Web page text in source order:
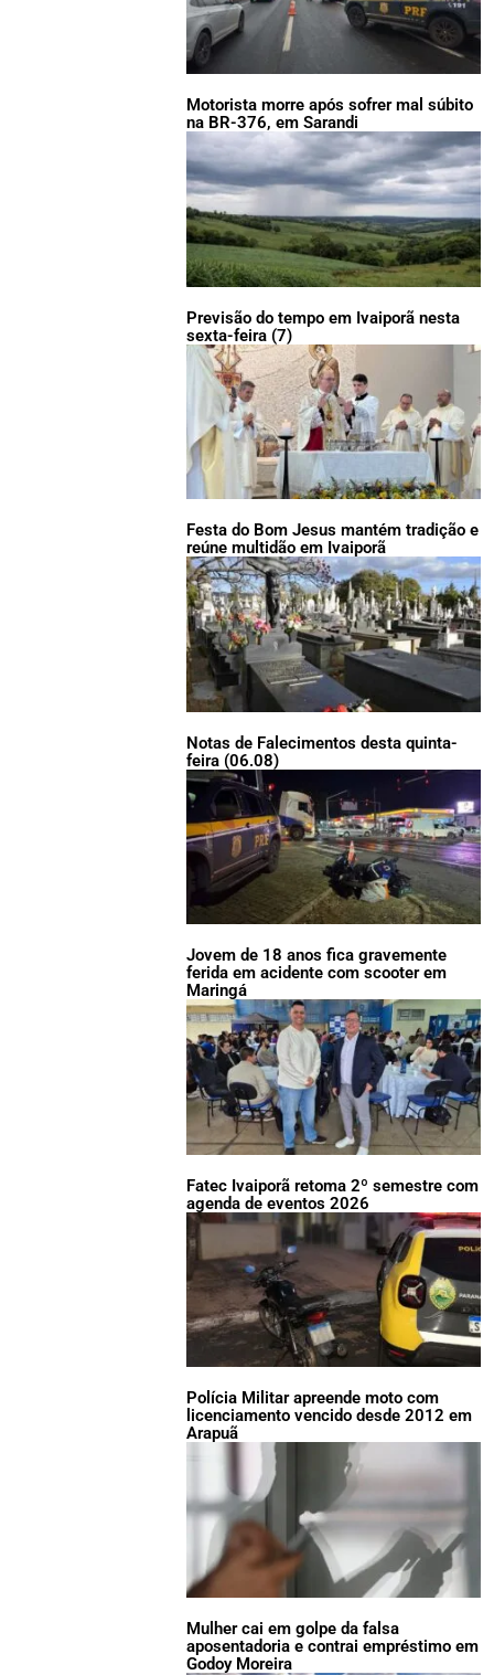
Motorista morre após sofrer mal súbito
na BR-376, em Sarandi
Previsão do tempo em Ivaiporã nesta
sexta-feira (7)
Festa do Bom Jesus mantém tradição e
reúne multidão em Ivaiporã
Notas de Falecimentos desta quinta-
feira (06.08)
Jovem de 18 anos fica gravemente
ferida em acidente com scooter em
Maringá
Fatec Ivaiporã retoma 2º semestre com
agenda de eventos 2026
Polícia Militar apreende moto com
licenciamento vencido desde 2012 em
Arapuã
Mulher cai em golpe da falsa
aposentadoria e contrai empréstimo em
Godoy Moreira